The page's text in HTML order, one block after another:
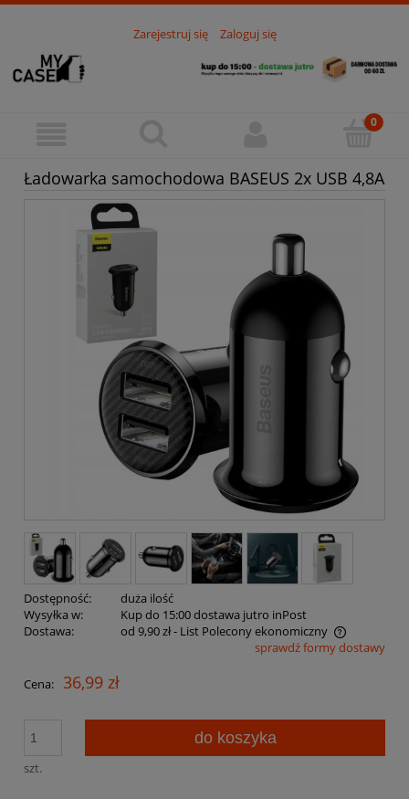
Zarejestruj się Zaloguj się
Ładowarka samochodowa BASEUS 2x USB 4,8A
Dostępność:
duża ilość
Wysyłka w:
Kup do 15:00 dostawa jutro inPost
Dostawa:
od 9,90 zł- List Polecony ekonomiczny
Cena nie zawiera ewentualnych kosztów płatnościsprawdź formy dostawy
Cena: 36,99 zł
szt.
do koszyka